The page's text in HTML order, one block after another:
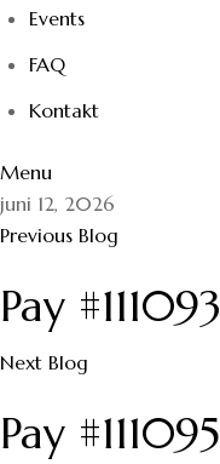
Events
FAQ
Kontakt
Menu
juni 12, 2026
Previous Blog
Pay #111093
Next Blog
Pay #111095